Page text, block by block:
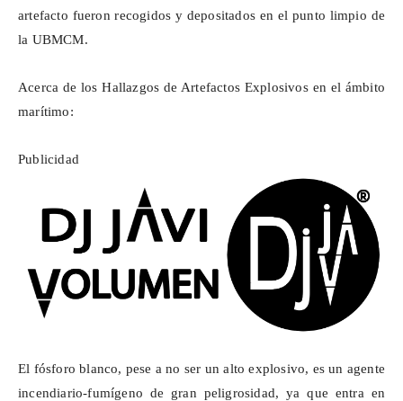
artefacto fueron recogidos y depositados en el punto limpio de
la UBMCM.
Acerca de los Hallazgos de Artefactos Explosivos en el ámbito
marítimo:
Publicidad
El fósforo blanco, pese a no ser un alto explosivo, es un agente
incendiario-fumígeno de gran peligrosidad, ya que entra en